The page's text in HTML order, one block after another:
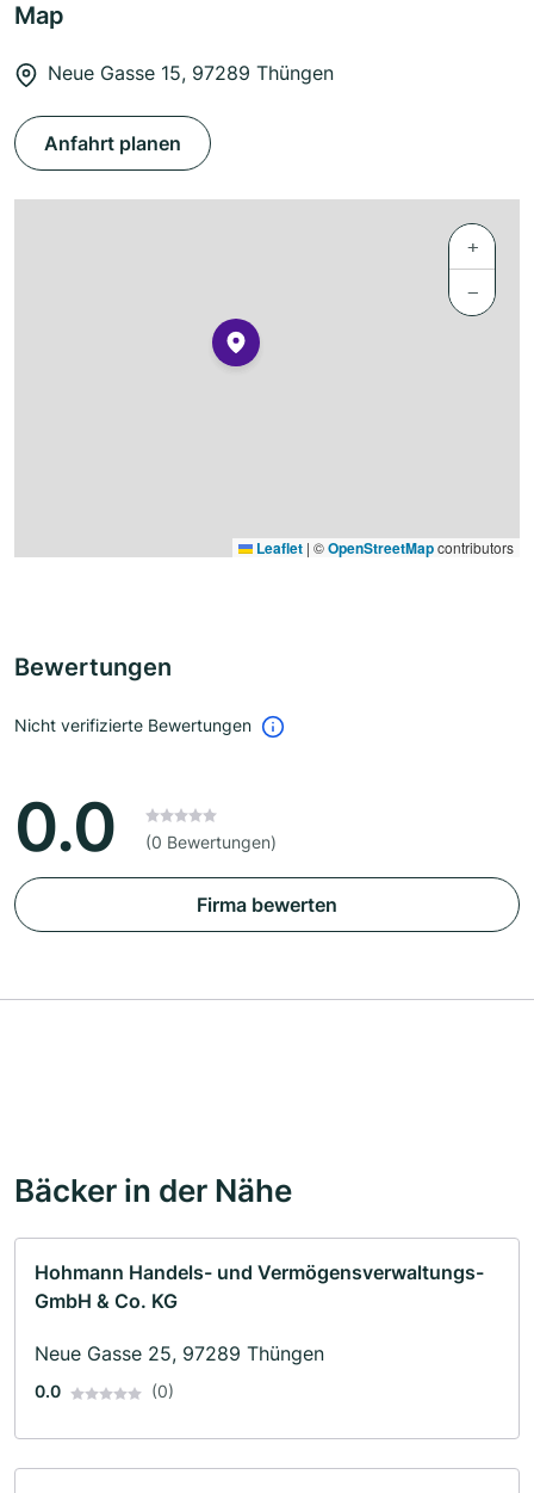
Map
Neue Gasse 15, 97289 Thüngen
Anfahrt planen
+
−
Leaflet | ©OpenStreetMapcontributors
Bewertungen
Nicht verifizierte Bewertungen
0.0 (0 Bewertungen)
Firma bewerten
Bäcker in der Nähe
Hohmann Handels- und Vermögensverwaltungs-
GmbH & Co. KG
Neue Gasse 25, 97289 Thüngen
0.0 (0)